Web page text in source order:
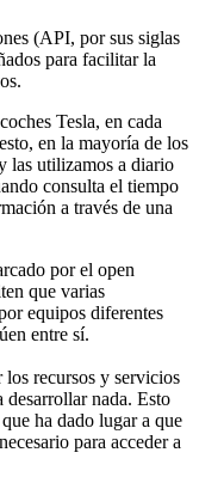
(API, por sus siglas
para facilitar la
.
Tesla, en cada
en la mayoría de los
las utilizamos a diario
consulta el tiempo
a través de una
por el open
que varias
equipos diferentes
entre sí.
recursos y servicios
desarrollar nada. Esto
ha dado lugar a que
para acceder a